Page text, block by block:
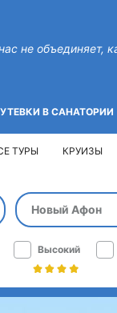
не объединяет,
В САНАТОРИИ
ТУРЫ КРУИЗЫ
Новый Афон
Высокий